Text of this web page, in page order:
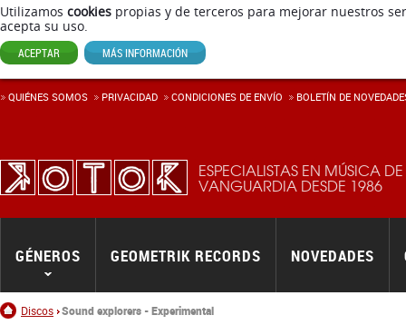
Utilizamos cookies propias y de terceros para mejorar nuestros
acepta su uso.
ACEPTAR MÁS INFORMACIÓN
ESPECIALISTAS EN MÚSICA DE
VANGUARDIA DESDE 1986
Inicio
Discos Sound explorers - Experimental
GÉNEROS GEOMETRIK RECORDS NOVEDADES
QUIÉNES SOMOS PRIVACIDAD CONDICIONES DE ENVÍ­O BOLETÍN DE